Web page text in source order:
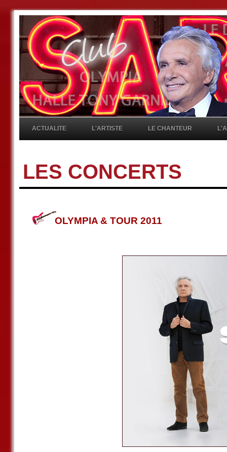
ACTUALITE L'ARTISTE LE CHANTEUR
LES CONCERTS
OLYMPIA & TOUR 2011